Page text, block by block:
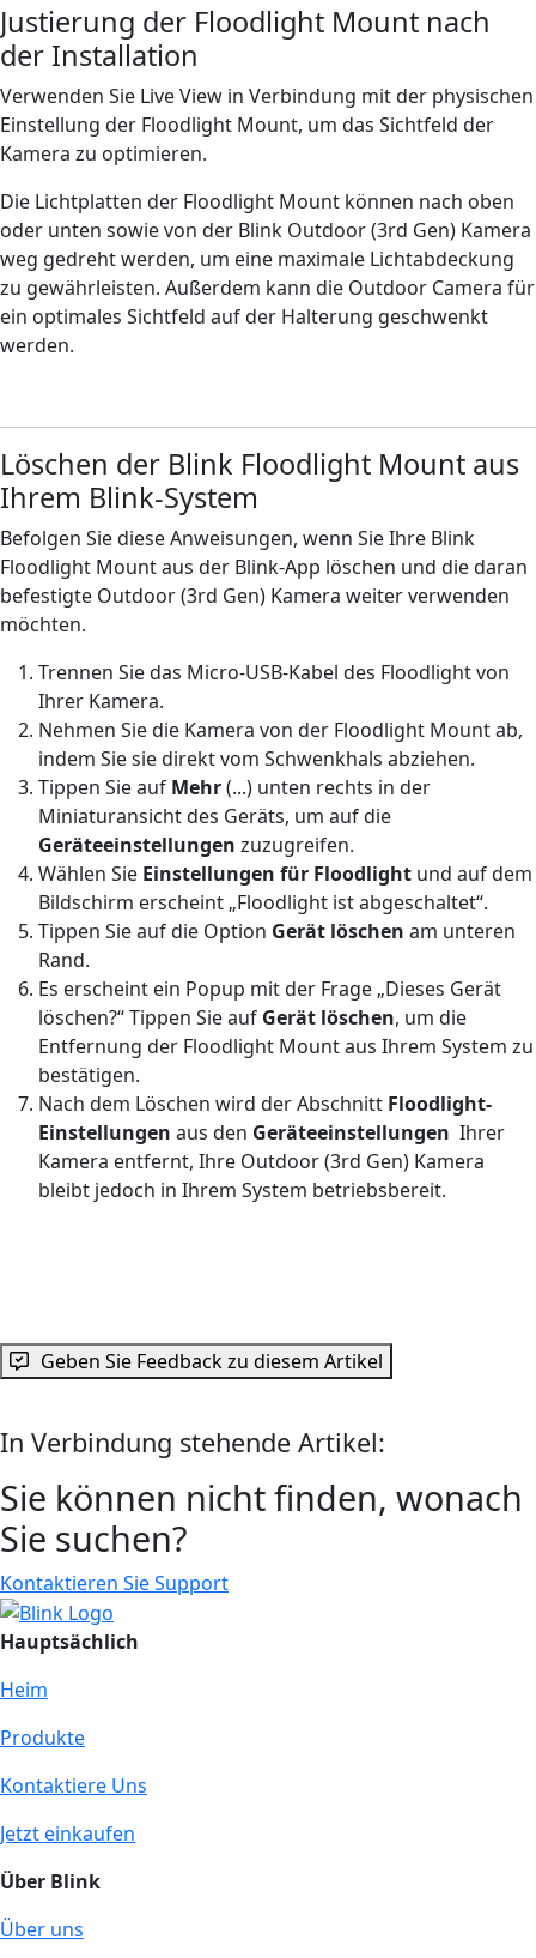
Justierung der Floodlight Mount nach
der Installation
Verwenden Sie Live View in Verbindung mit der physischen
Einstellung der Floodlight Mount, um das Sichtfeld der
Kamera zu optimieren.
Die Lichtplatten der Floodlight Mount können nach oben
oder unten sowie von der Blink Outdoor (3rd Gen) Kamera
weg gedreht werden, um eine maximale Lichtabdeckung
zu gewährleisten. Außerdem kann die Outdoor Camera für
ein optimales Sichtfeld auf der Halterung geschwenkt
werden.
Löschen der Blink Floodlight Mount aus
Ihrem Blink-System
Befolgen Sie diese Anweisungen, wenn Sie Ihre Blink
Floodlight Mount aus der Blink-App löschen und die daran
befestigte Outdoor (3rd Gen) Kamera weiter verwenden
möchten.
Trennen Sie das Micro-USB-Kabel des Floodlight von
Ihrer Kamera.
Nehmen Sie die Kamera von der Floodlight Mount ab,
indem Sie sie direkt vom Schwenkhals abziehen.
Tippen Sie auf Mehr(...) unten rechts in der
Miniaturansicht des Geräts, um auf die
Geräteeinstellungen zuzugreifen.
Wählen Sie Einstellungen für Floodlight und auf dem
Bildschirm erscheint „Floodlight ist abgeschaltet“.
Tippen Sie auf die Option Gerät löschen am unteren
Rand.
Es erscheint ein Popup mit der Frage „Dieses Gerät
löschen?“ Tippen Sie auf Gerät löschen, um die
Entfernung der Floodlight Mount aus Ihrem System zu
bestätigen.
Nach dem Löschen wird der Abschnitt Floodlight-
Einstellungen aus den Geräteeinstellungen Ihrer
Kamera entfernt, Ihre Outdoor (3rd Gen) Kamera
bleibt jedoch in Ihrem System betriebsbereit.
Geben Sie Feedback zu diesem Artikel
In Verbindung stehende Artikel:
Sie können nicht finden, wonach
Sie suchen?
Kontaktieren Sie Support
Hauptsächlich
Heim
Produkte
Kontaktiere Uns
Jetzt einkaufen
Über Blink
Über uns